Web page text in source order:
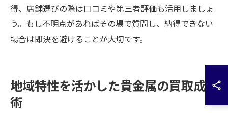
得、店舗選びの際は口コミや第三者評価も活用しましょ
う。もし不明点があればその場で質問し、納得できない
場合は即決を避けることが大切です。
地域特性を活かした貴金属の買取成功
術